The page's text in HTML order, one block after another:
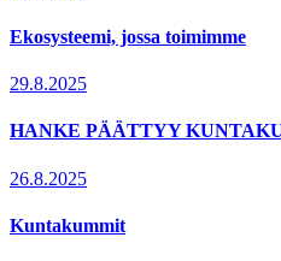
Ekosysteemi, jossa toimimme
29.8.2025
HANKE PÄÄTTYY
26.8.2025
Kuntakummit